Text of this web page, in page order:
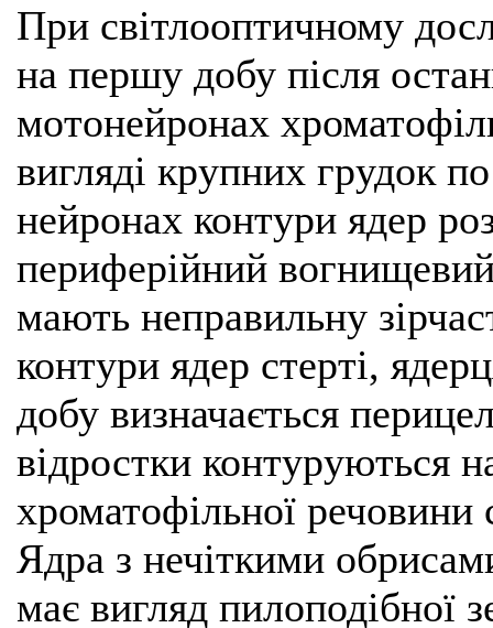
При світлооптичному
на першу добу після
мотонейронах
вигляді крупних грудок
нейронах контури ядер
периферійний
мають неправильну
контури ядер стерті,
добу визначається
відростки контуруються
хроматофільної
Ядра з нечіткими
має вигляд пилоподібної